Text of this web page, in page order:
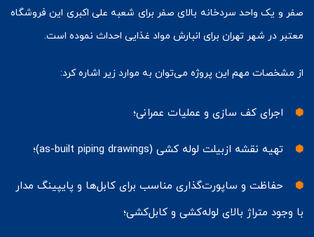
صفر و یک واحد سردخانه بالای صفر برای شعبه علی اکبری این فروشگاه
معتبر در شهر تهران برای انبارش مواد غذایی احداث نموده است.
از مشخصات مهم این پروژه می‌توان به موارد زیر اشاره کرد:
اجرای کف سازی و عملیات عمرانی؛
تهیه نقشه ازبیلت لوله کشی (as-built piping drawings)؛
حفاظت و ساپورت‌گذاری مناسب برای کابل‌ها و پایپینگ مدار
با وجود متراژ بالای لوله‌کشی و کابل‌کشی؛